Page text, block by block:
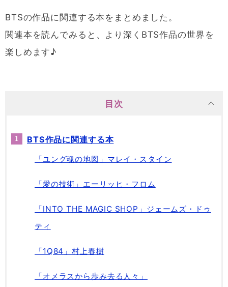
BTSの作品に関連する本をまとめました。
関連本を読んでみると、より深くBTS作品の世界を
楽しめます♪
目次
BTS作品に関連する本
「ユング魂の地図」マレイ・スタイン
「愛の技術」エーリッヒ・フロム
「INTO THE MAGIC SHOP」ジェームズ・ドゥ
ティ
「1Q84」村上春樹
「オメラスから歩み去る人々」